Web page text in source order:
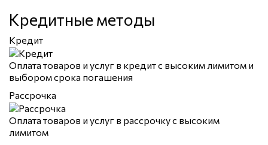
Кредитные методы
Кредит
Оплата товаров и услуг в кредит с высоким лимитом и
выбором срока погашения
Рассрочка
Оплата товаров и услуг в рассрочку с высоким
лимитом